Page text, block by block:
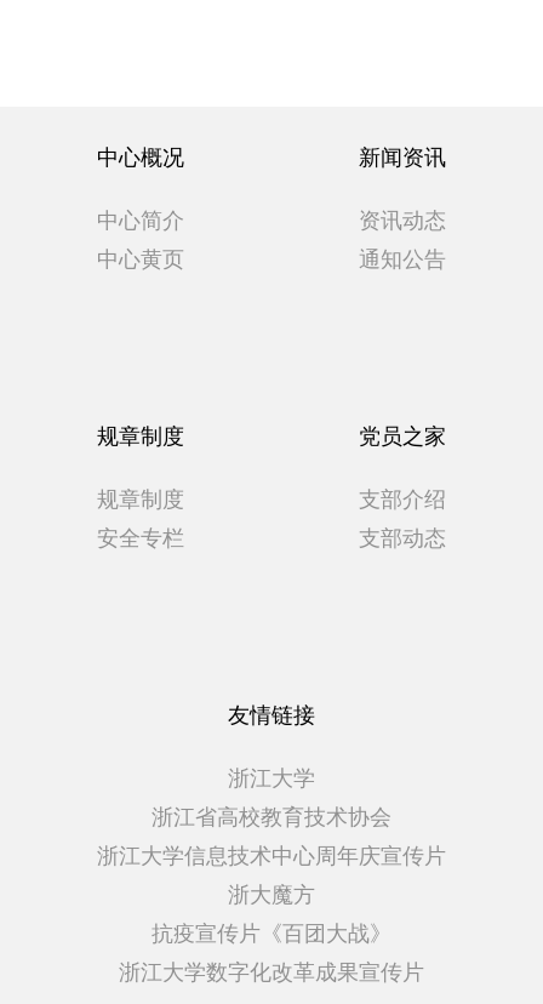
中心概况
中心简介
中心黄页
新闻资讯
资讯动态
通知公告
规章制度
规章制度
安全专栏
党员之家
支部介绍
支部动态
友情链接
浙江大学
浙江省高校教育技术协会
浙江大学信息技术中心周年庆宣传片
浙大魔方
抗疫宣传片《百团大战》
浙江大学数字化改革成果宣传片